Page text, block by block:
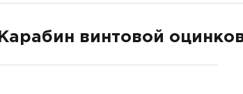
Карабин винтовой